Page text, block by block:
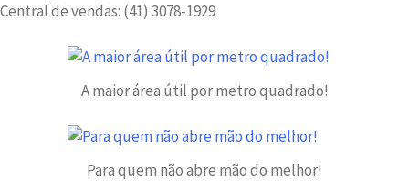
Central de vendas: (41) 3078-1929
A maior área útil por metro quadrado!
Para quem não abre mão do melhor!